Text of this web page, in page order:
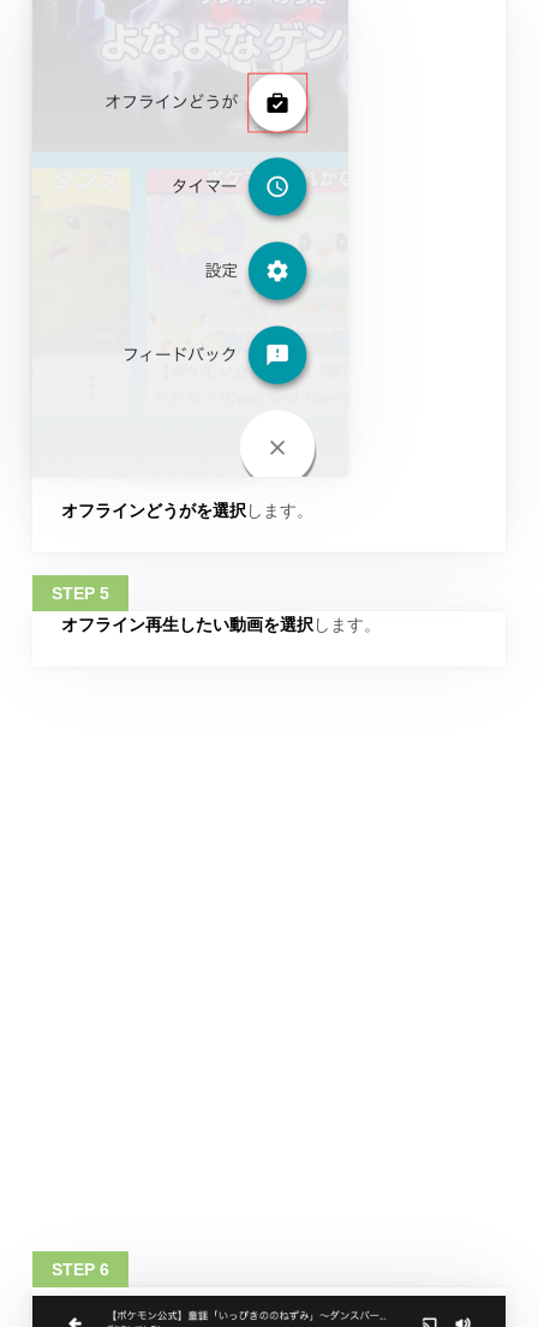
オフラインどうがを選択 します。
オフライン再生したい動画を選択します。